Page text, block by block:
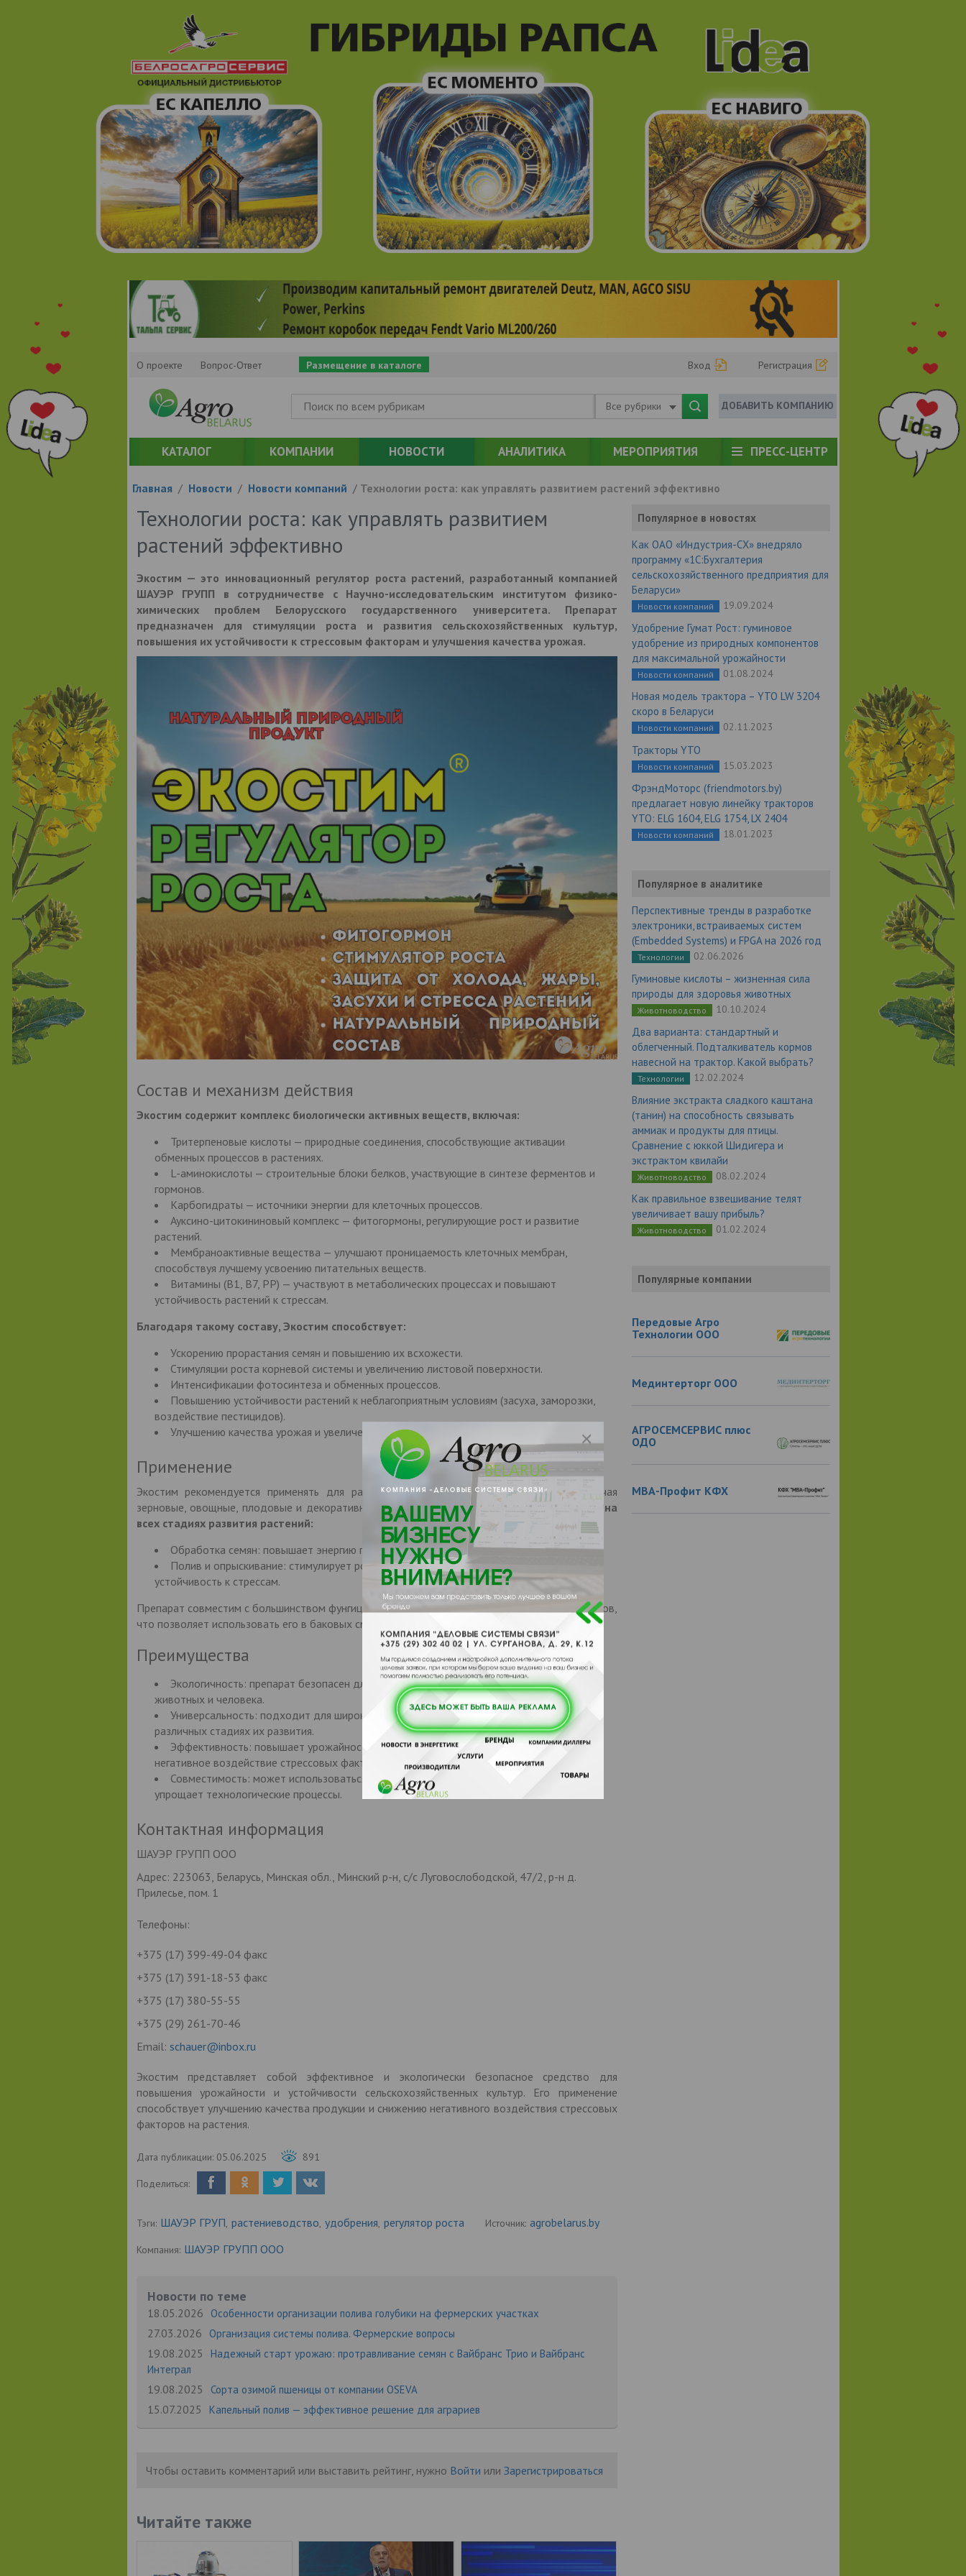
О проекте Вопрос-Ответ Размещение в каталоге Вход Регистрация
Все рубрики ДОБАВИТЬ КОМПАНИЮ
КАТАЛОГ КОМПАНИИ НОВОСТИ АНАЛИТИКА МЕРОПРИЯТИЯ ПРЕСС-ЦЕНТР
Главная / Новости / Новости компаний / Технологии роста: как управлять развитием растений эффективно
Технологии роста: как управлять развитием
растений эффективно
Экостим — это инновационный регулятор роста растений, разработанный компанией
ШАУЭР ГРУПП в сотрудничестве с Научно-исследовательским институтом физико-
химических проблем Белорусского государственного университета. Препарат
предназначен для стимуляции роста и развития сельскохозяйственных культур,
повышения их устойчивости к стрессовым факторам и улучшения качества урожая.
Состав и механизм действия
Экостим содержит комплекс биологически активных веществ, включая:
Тритерпеновые кислоты — природные соединения, способствующие активации
обменных процессов в растениях.
L-аминокислоты — строительные блоки белков, участвующие в синтезе ферментов и
гормонов.
Карбогидраты — источники энергии для клеточных процессов.
Ауксино-цитокининовый комплекс — фитогормоны, регулирующие рост и развитие
растений.
Мембраноактивные вещества — улучшают проницаемость клеточных мембран,
способствуя лучшему усвоению питательных веществ.
Витамины (B1, B7, PP) — участвуют в метаболических процессах и повышают
устойчивость растений к стрессам.
Благодаря такому составу, Экостим способствует:
Ускорению прорастания семян и повышению их всхожести.
Стимуляции роста корневой системы и увеличению листовой поверхности.
Интенсификации фотосинтеза и обменных процессов.
Повышению устойчивости растений к неблагоприятным условиям (засуха, заморозки,
воздействие пестицидов).
Улучшению качества урожая и увеличению его объема.
Применение
Экостим рекомендуется применять для различных сельскохозяйственных культур, включая
зерновые, овощные, плодовые и декоративные растения.Препарат можно использовать на
всех стадиях развития растений:
Обработка семян: повышает энергию прорастания и всхожесть.
Полив и опрыскивание: стимулирует рост и развитие растений, повышает их
устойчивость к стрессам.
Препарат совместим с большинством фунгицидов, гербицидов, инсектицидов и биопрепаратов,
что позволяет использовать его в баковых смесях.
Преимущества
Экологичность: препарат безопасен для окружающей среды, пчел, теплокровных
животных и человека.
Универсальность: подходит для широкого спектра культур и может применяться на
различных стадиях их развития.
Эффективность: повышает урожайность, улучшает качество продукции и снижает
негативное воздействие стрессовых факторов.
Совместимость: может использоваться в сочетании с другими агрохимикатами, что
упрощает технологические процессы.
Контактная информация
ШАУЭР ГРУПП ООО
Адрес: 223063, Беларусь, Минская обл., Минский р-н, с/с Луговослободской, 47/2, р-н д.
Прилесье, пом. 1
Телефоны:
+375 (17) 399-49-04 факс
+375 (17) 391-18-53 факс
+375 (17) 380-55-55
+375 (29) 261-70-46
Email: schauer@inbox.ru
Экостим представляет собой эффективное и экологически безопасное средство для
повышения урожайности и устойчивости сельскохозяйственных культур. Его применение
способствует улучшению качества продукции и снижению негативного воздействия стрессовых
факторов на растения.
Дата публикации: 05.06.2025 891
Поделиться:
Тэги: ШАУЭР ГРУП, растениеводство, удобрения, регулятор роста Источник: agrobelarus.by
Компания: ШАУЭР ГРУПП ООО
Популярное в новостях
Как ОАО «Индустрия-СХ» внедряло
программу «1С:Бухгалтерия
сельскохозяйственного предприятия для
Беларуси»
Новости компаний 19.09.2024
Удобрение Гумат Рост: гуминовое
удобрение из природных компонентов
для максимальной урожайности
Новости компаний 01.08.2024
Новая модель трактора – YTO LW 3204
скоро в Беларуси
Новости компаний 02.11.2023
Тракторы YTO
Новости компаний 15.03.2023
ФрэндМоторс (friendmotors.by)
предлагает новую линейку тракторов
YTO: ELG 1604, ELG 1754, LX 2404
Новости компаний 18.01.2023
Популярное в аналитике
Перспективные тренды в разработке
электроники, встраиваемых систем
(Embedded Systems) и FPGA на 2026 год
Технологии 02.06.2026
Гуминовые кислоты – жизненная сила
природы для здоровья животных
Животноводство 10.10.2024
Два варианта: стандартный и
облегченный. Подталкиватель кормов
навесной на трактор. Какой выбрать?
Технологии 12.02.2024
Влияние экстракта сладкого каштана
(танин) на способность связывать
аммиак и продукты для птицы.
Сравнение с юккой Шидигера и
экстрактом квилайи
Животноводство 08.02.2024
Как правильное взвешивание телят
увеличивает вашу прибыль?
Животноводство 01.02.2024
Популярные компании
Передовые Агро
Технологии ООО
Мединтерторг ООО
АГРОСЕМСЕРВИС плюс
ОДО
МВА-Профит КФХ
Новости по теме
18.05.2026 Особенности организации полива голубики на фермерских участках
27.03.2026 Организация системы полива. Фермерские вопросы
19.08.2025
Надежный старт урожаю: протравливание семян с Вайбранс Трио и Вайбранс
Интеграл
19.08.2025 Сорта озимой пшеницы от компании OSEVA
15.07.2025 Капельный полив — эффективное решение для аграриев
Чтобы оставить комментарий или выставить рейтинг, нужно Войти или Зарегистрироваться
Читайте также